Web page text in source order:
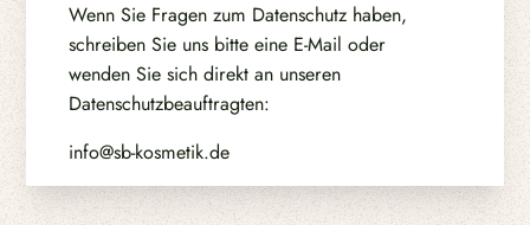
Wenn Sie Fragen zum Datenschutz haben,
schreiben Sie uns bitte eine E-Mail oder
wenden Sie sich direkt an unseren
Datenschutzbeauftragten:
info@sb-kosmetik.de